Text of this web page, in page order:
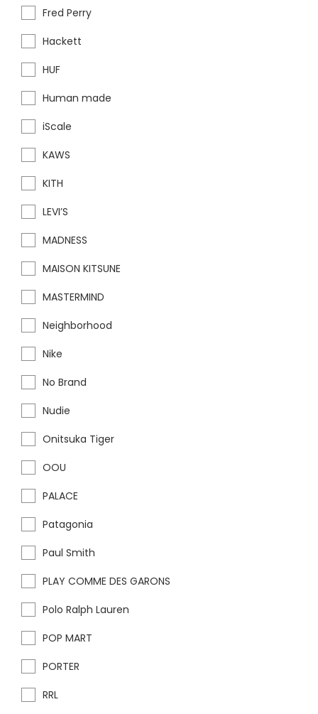
Fred Perry
Hackett
HUF
Human made
iScale
KAWS
KITH
LEVI’S
MADNESS
MAISON KITSUNE
MASTERMIND
Neighborhood
Nike
No Brand
Nudie
Onitsuka Tiger
OOU
PALACE
Patagonia
Paul Smith
PLAY COMME DES GARONS
Polo Ralph Lauren
POP MART
PORTER
RRL